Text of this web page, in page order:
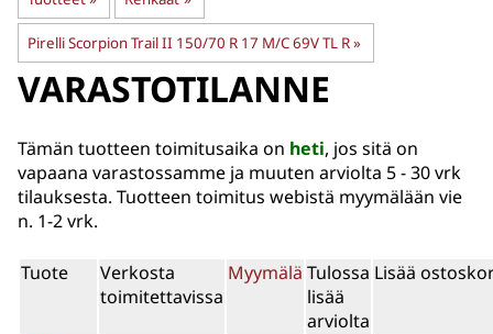
Pirelli Scorpion Trail II 150/70 R 17 M/C 69V TL R‪»
VARASTOTILANNE
Tämän tuotteen toimitusaika on heti, jos sitä on
vapaana varastossamme ja muuten arviolta 5 - 30 vrk
tilauksesta. Tuotteen toimitus webistä myymälään vie
n. 1-2 vrk.
Tuote
Verkosta
toimitettavissa
Myymälä Tulossa
lisää
arviolta
Lisää